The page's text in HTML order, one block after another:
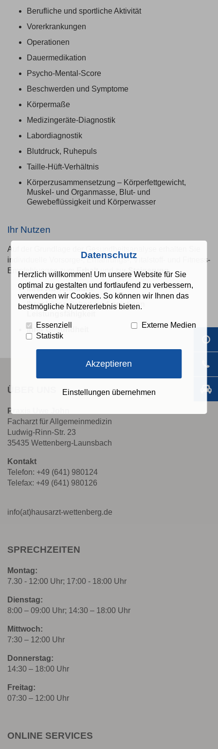
Berufliche und sportliche Aktivität
Vorerkrankungen
Operationen
Dauermedikation
Psycho-Mental-Score
Beschwerden und Symptome
Körpermaße
Medizingeräte-Diagnostik
Labordiagnostik
Blutdruck, Ruhepuls
Taille-Hüft-Verhältnis
Körperzusammensetzung – Körperfettgewicht,
Muskel- und Organmasse, Blut- und
Gewebeflüssigkeit und Körperwasser
Ihr Nutzen
Auf der Grundlage der Gesundheitsanalyse erhalten Sie
individuelle Vorsorge-, Ernährungs-, Vitalstoff- und Fitness-
Empfehlungen zum
Erhalt Steigerung
Ihrer Abwehrkräfte
Ihrer körperlichen und geistigen
Ihrer Gesundheit
ÜBER UNS
Praxis Uwe John
Facharzt für Allgemeinmedizin
Ludwig-Rinn-Str. 23
35435 Wettenberg-Launsbach
Kontakt
Telefon: +49 (641) 980124
Telefax: +49 (641) 980126
info(at)hausarzt-wettenberg.de
SPRECHZEITEN
Montag:
7.30 - 12:00 Uhr; 17:00 - 18:00 Uhr
Dienstag:
8:00 – 09:00 Uhr; 14:30 – 18:00 Uhr
Mittwoch:
7:30 – 12:00 Uhr
Donnerstag:
14:30 – 18:00 Uhr
Freitag:
07:30 – 12:00 Uhr
ONLINE SERVICES
Datenschutz
Herzlich willkommen! Um unsere Website für Sie
optimal zu gestalten und fortlaufend zu verbessern,
verwenden wir Cookies. So können wir Ihnen das
bestmögliche Nutzererlebnis bieten.
Essenziell
Externe Medien
Statistik
Akzeptieren
Einstellungen übernehmen